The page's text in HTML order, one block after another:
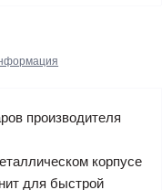
производителя
корпусе
для быстрой